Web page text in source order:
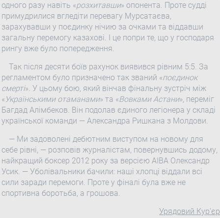
одного разу навіть «розхитавши» опонента. Проте судді
примудрилися вгледіти перевагу Мурсатаєва,
зарахувавши у поєдинку нічию за очками та віддавши
загальну перемогу казахові. І це попри те, що у господаря
рингу вже було попередження.
Так після десяти боїв рахунок виявився рівним 5:5. За
регламентом було призначено так званий «поєдинок
смерті». У цьому бою, який вінчав фінальну зустріч між
«Українськими отаманами» та «ВовкамиАстани», переміг
Багдад Алімбеков. Він подолав єдиного легіонера у складі
української команди — Александра Ришкана з Молдови.
— Ми задоволені дебютним виступом на новому для
себе рівні, — розповів журналістам, повернувшись додому,
найкращий боксер 2012 року за версією АІBA Олександр
Усик. — Уболівальники бачили: наші хлопці віддали всі
сили заради перемоги. Проте у фіналі була вже не
спортивна боротьба, а грошова.
Урядовий Кур'єр